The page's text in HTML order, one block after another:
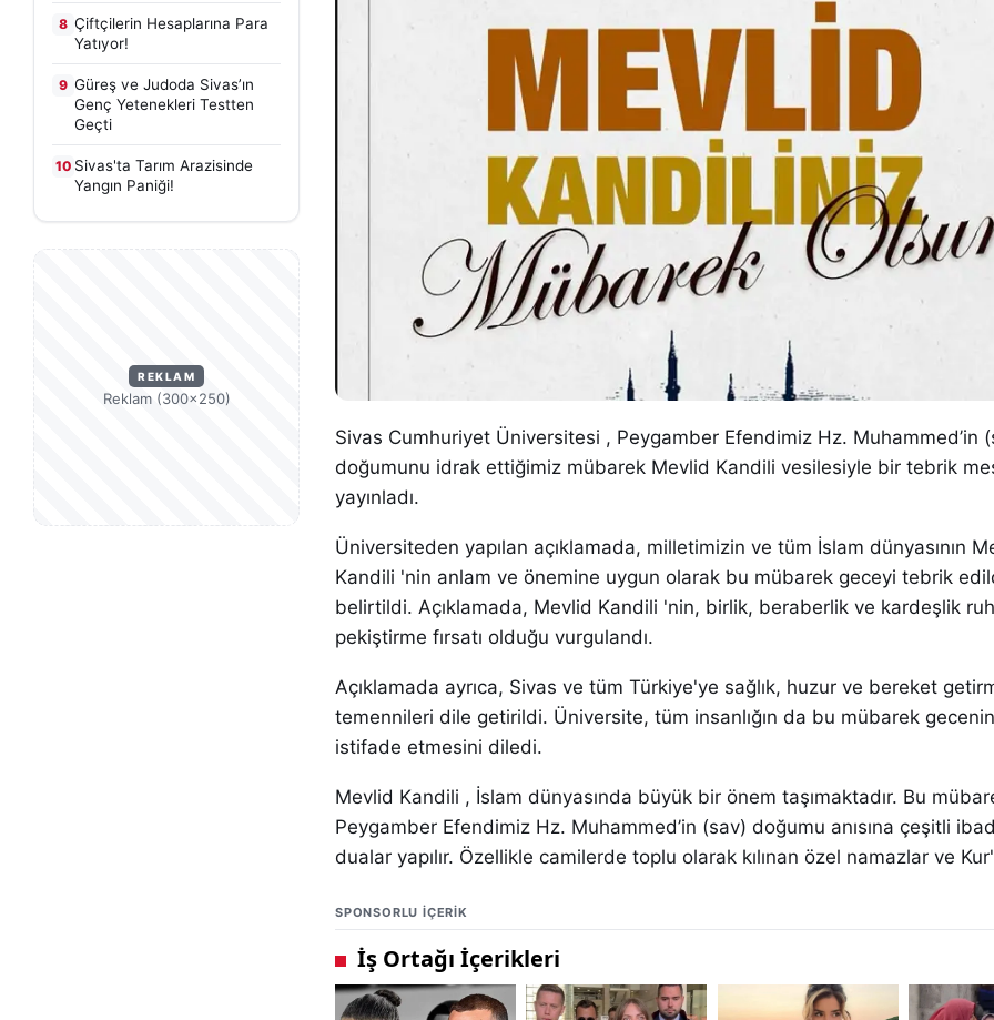
8 Çiftçilerin Hesaplarına Para
Yatıyor!
9 Güreş ve Judoda Sivas’ın
Genç Yetenekleri Testten
Geçti
10 Sivas'ta Tarım Arazisinde
Yangın Paniği!
REKLAM
Reklam (300×250)
Sivas Cumhuriyet Üniversitesi , Peygamber Efendimiz Hz. Muhammed’in
doğumunu idrak ettiğimiz mübarek Mevlid Kandili vesilesiyle bir tebrik
yayınladı.
Üniversiteden yapılan açıklamada, milletimizin ve tüm İslam dünyasının
Kandili 'nin anlam ve önemine uygun olarak bu mübarek geceyi tebrik
belirtildi. Açıklamada, Mevlid Kandili 'nin, birlik, beraberlik ve kardeşlik
pekiştirme fırsatı olduğu vurgulandı.
Açıklamada ayrıca, Sivas ve tüm Türkiye'ye sağlık, huzur ve bereket
temennileri dile getirildi. Üniversite, tüm insanlığın da bu mübarek
istifade etmesini diledi.
Mevlid Kandili , İslam dünyasında büyük bir önem taşımaktadır. Bu
Peygamber Efendimiz Hz. Muhammed’in (sav) doğumu anısına çeşitli
dualar yapılır. Özellikle camilerde toplu olarak kılınan özel namazlar ve
SPONSORLU IÇERIK